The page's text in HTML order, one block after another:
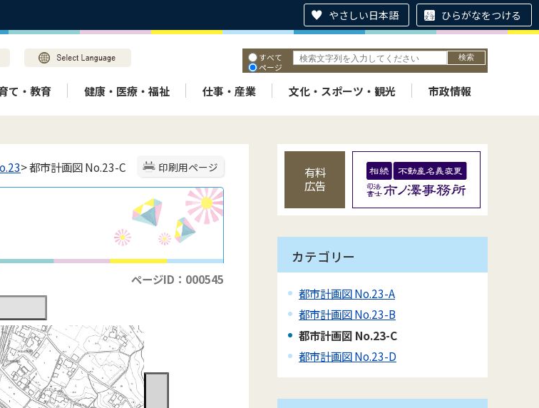
やさしい日本語 ひらがなをつける
すべて
ページ
て・教育 健康・医療・福祉 仕事・産業 文化・スポーツ・観光 市政情報
印刷用ページ
> 都市計画図 No.23-C
ページID：000545
有料
広告
カテゴリー
都市計画図 No.23-A
都市計画図 No.23-B
都市計画図 No.23-C
都市計画図 No.23-D